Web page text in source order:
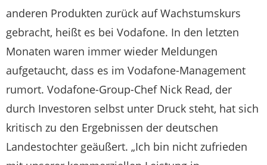
anderen Produkten zurück auf Wachstumskurs
gebracht, heißt es bei Vodafone. In den letzten
Monaten waren immer wieder Meldungen
aufgetaucht, dass es im Vodafone-Management
rumort. Vodafone-Group-Chef Nick Read, der
durch Investoren selbst unter Druck steht, hat sich
kritisch zu den Ergebnissen der deutschen
Landestochter geäußert. „Ich bin nicht zufrieden